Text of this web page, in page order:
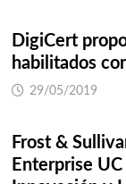
DigiCert
habilitados
29/05/2019
Frost &
Enterprise